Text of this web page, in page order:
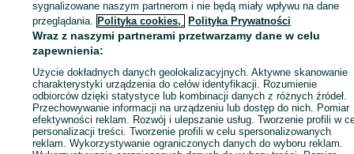
Zaloguj się / Załóż konto
sygnalizowane naszym partnerom i nie będą miały wpływu na dane
przeglądania. Polityka cookies, Polityka Prywatności
Wraz z naszymi partnerami przetwarzamy dane w celu
zapewnienia:
Użycie dokładnych danych geolokalizacyjnych. Aktywne skanowanie
charakterystyki urządzenia do celów identyfikacji. Rozumienie
odbiorców dzięki statystyce lub kombinacji danych z różnych źródeł.
Przechowywanie informacji na urządzeniu lub dostęp do nich. Pomiar
efektywności reklam. Rozwój i ulepszanie usług. Tworzenie profili w
personalizacji treści. Tworzenie profili w celu spersonalizowanych
reklam. Wykorzystywanie ograniczonych danych do wyboru reklam.